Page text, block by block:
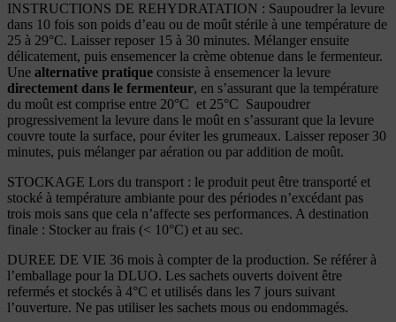
INSTRUCTIONS DE REHYDRATATION : Saupoudrer la levure
dans 10 fois son poids d’eau ou de moût stérile à une température de
25 à 29°C. Laisser reposer 15 à 30 minutes. Mélanger ensuite
délicatement, puis ensemencer la crème obtenue dans le fermenteur.
Une alternative pratique consiste à ensemencer la levure
directement dans le fermenteur, en s’assurant que la température
du moût est comprise entre 20°C et 25°C Saupoudrer
progressivement la levure dans le moût en s’assurant que la levure
couvre toute la surface, pour éviter les grumeaux. Laisser reposer 30
minutes, puis mélanger par aération ou par addition de moût.
STOCKAGE Lors du transport : le produit peut être transporté et
stocké à température ambiante pour des périodes n’excédant pas
trois mois sans que cela n’affecte ses performances. A destination
finale : Stocker au frais (< 10°C) et au sec.
DUREE DE VIE 36 mois à compter de la production. Se référer à
l’emballage pour la DLUO. Les sachets ouverts doivent être
refermés et stockés à 4°C et utilisés dans les 7 jours suivant
l’ouverture. Ne pas utiliser les sachets mous ou endommagés.